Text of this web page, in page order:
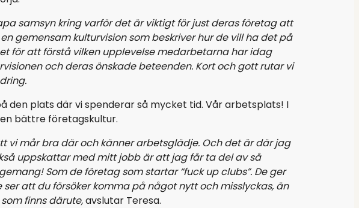
samsyn kring varför det är viktigt för just deras företag att
gemensam kulturvision som beskriver hur de vill ha det på
för att förstå vilken upplevelse medarbetarna har idag
och deras önskade beteenden. Kort och gott rutar vi
plats där vi spenderar så mycket tid. Vår arbetsplats! I
bättre företagskultur.
mår bra där och känner arbetsglädje. Och det är där jag
uppskattar med mitt jobb är att jag får ta del av så
Som de företag som startar “fuck up clubs”. De ger
att du försöker komma på något nytt och misslyckas, än
finns därute,avslutar Teresa.